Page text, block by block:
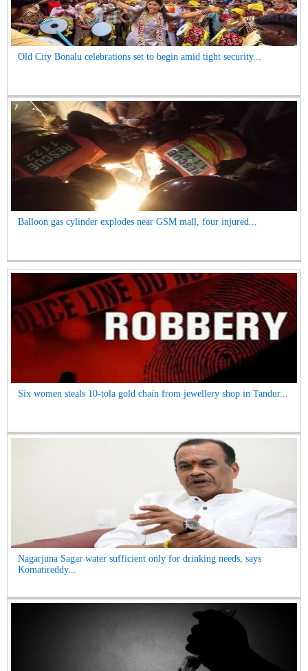
Old City Bonalu celebrations set to begin amid tight security...
Balloon gas cylinder explodes near GSM mall, four injured...
Six women steals 10-tola gold chain from jewellery shop in Tandur...
Nagarjuna Sagar water sufficient only for drinking needs, says
Komatireddy...